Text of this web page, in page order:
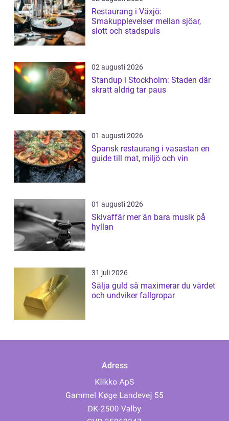
Restaurang i Växjö:
Smakupplevelser mellan sjöar,
slott och stadspuls
02 augusti 2026
Standup i Stockholm: Staden där
skratt aldrig tar paus
01 augusti 2026
Spansk restaurang i vasastan en
guide till mat, miljö och vin
01 augusti 2026
Skivaffär mer än bara musik på
hyllan
31 juli 2026
Sälja guld så maximerar du värdet
och undviker fallgropar
Adress